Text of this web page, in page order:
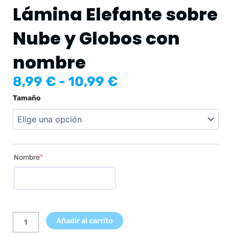
Lámina Elefante sobre
Nube y Globos con
nombre
8,99 € - 10,99 €Rango
precios:
8,99 €
hasta
Tamaño
Nombre*(required)
Lámina
Elefante
sobre
Nube
y
Globos
con
cantidad
Añadir al carrito